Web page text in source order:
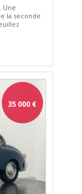
Une
la seconde
35 000 €